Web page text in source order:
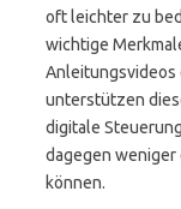
oft leichter zu
wichtige
Anleitungsvideos
unterstützen
digitale
dagegen weniger
können.